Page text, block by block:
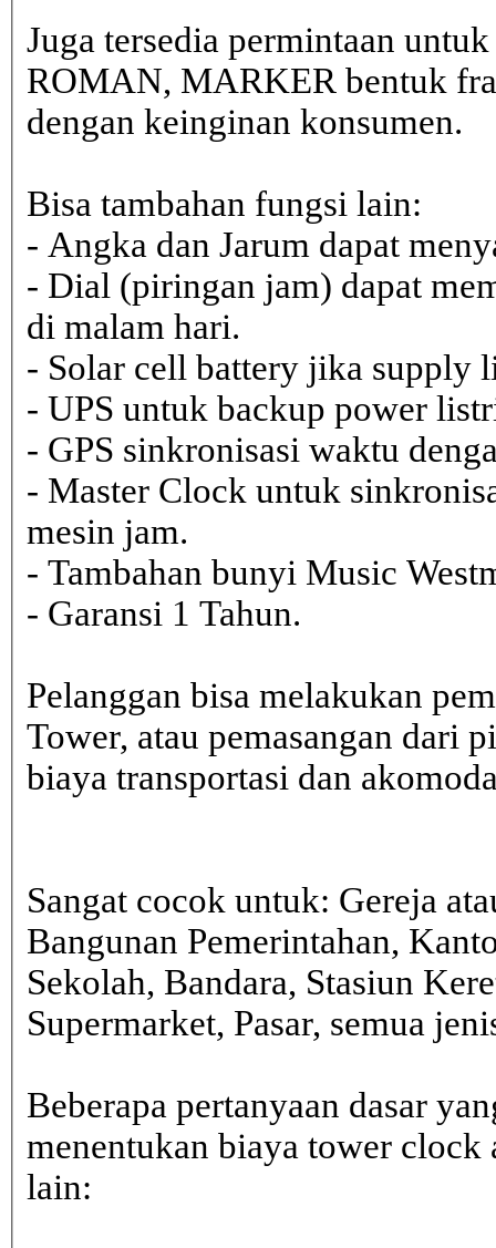
Juga tersedia permintaan
ROMAN, MARKER bentuk
dengan keinginan konsumen.
Bisa tambahan fungsi lain:
- Angka dan Jarum dapat
- Dial (piringan jam) dapat
di malam hari.
- Solar cell battery jika supply
- UPS untuk backup power
- GPS sinkronisasi waktu
- Master Clock untuk
mesin jam.
- Tambahan bunyi Music
- Garansi 1 Tahun.
Pelanggan bisa melakukan
Tower, atau pemasangan dari
biaya transportasi dan
Sangat cocok untuk: Gereja
Bangunan Pemerintahan,
Sekolah, Bandara, Stasiun
Supermarket, Pasar, semua
Beberapa pertanyaan dasar
menentukan biaya tower clock
lain: